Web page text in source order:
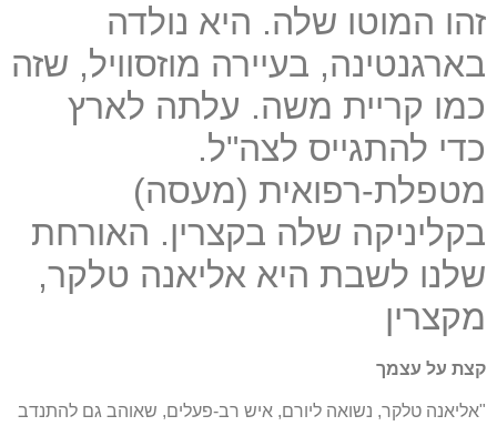
זהו המוטו שלה. היא נולדה
בארגנטינה, בעיירה מוזסוויל, שזה
כמו קריית משה. עלתה לארץ
כדי להתגייס לצה"ל.
מטפלת-רפואית (מעסה)
בקליניקה שלה בקצרין. האורחת
שלנו לשבת היא אליאנה טלקר,
מקצרין
קצת על עצמך
"אליאנה טלקר, נשואה ליורם, איש רב-פעלים, שאוהב גם להתנדב